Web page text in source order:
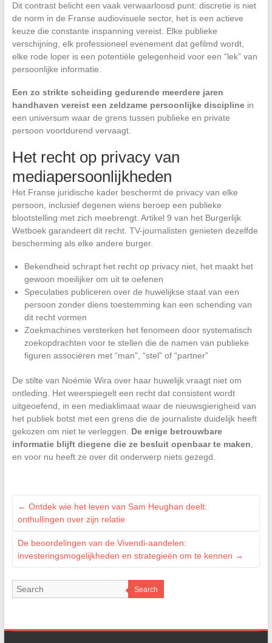
Dit contrast belicht een vaak verwaarloosd punt: discretie is niet
de norm in de Franse audiovisuele sector, het is een actieve
keuze die constante inspanning vereist. Elke publieke
verschijning, elk professioneel evenement dat gefilmd wordt,
elke rode loper is een potentiële gelegenheid voor een “lek” van
persoonlijke informatie.
Een zo strikte scheiding gedurende meerdere jaren
handhaven vereist een zeldzame persoonlijke disciplinein
een universum waar de grens tussen publieke en private
persoon voortdurend vervaagt.
Het recht op privacy van
mediapersoonlijkheden
Het Franse juridische kader beschermt de privacy van elke
persoon, inclusief degenen wiens beroep een publieke
blootstelling met zich meebrengt. Artikel 9 van het Burgerlijk
Wetboek garandeert dit recht. TV-journalisten genieten dezelfde
bescherming als elke andere burger.
Bekendheid schrapt het recht op privacy niet, het maakt het
gewoon moeilijker om uit te oefenen
Speculaties publiceren over de huwelijkse staat van een
persoon zonder diens toestemming kan een schending van
dit recht vormen
Zoekmachines versterken het fenomeen door systematisch
zoekopdrachten voor te stellen die de namen van publieke
figuren associëren met “man”, “stel” of “partner”
De stilte van Noémie Wira over haar huwelijk vraagt niet om
ontleding. Het weerspiegelt een recht dat consistent wordt
uitgeoefend, in een mediaklimaat waar de nieuwsgierigheid van
het publiek botst met een grens die de journaliste duidelijk heeft
gekozen om niet te verleggen. De enige betrouwbare
informatie blijft diegene die ze besluit openbaar te maken,
en voor nu heeft ze over dit onderwerp niets gezegd.
← Ontdek wie het leven van Sam Heughan deelt:
onthullingen over zijn relatie
De beoordelingen van de Vivendi-aandelen:
investeringsmogelijkheden en strategieën om te kennen →
Search